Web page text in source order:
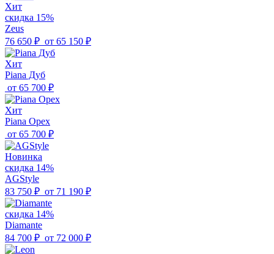
Хит
скидка 15%
Zeus
76 650 ₽ от 65 150 ₽
Хит
Piana Дуб
от 65 700 ₽
Хит
Piana Орех
от 65 700 ₽
Новинка
скидка 14%
AGStyle
83 750 ₽ от 71 190 ₽
скидка 14%
Diamante
84 700 ₽ от 72 000 ₽